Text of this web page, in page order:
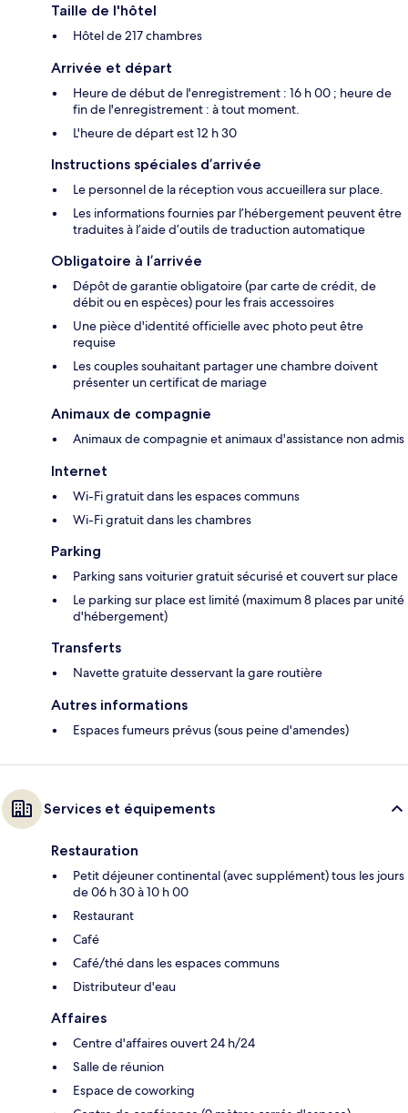
Taille de l'hôtel
Hôtel de 217 chambres
Arrivée et départ
Heure de début de l'enregistrement : 16 h 00 ; heure de
fin de l'enregistrement : à tout moment.
L'heure de départ est 12 h 30
Instructions spéciales d’arrivée
Le personnel de la réception vous accueillera sur place.
Les informations fournies par l’hébergement peuvent être
traduites à l’aide d’outils de traduction automatique
Obligatoire à l’arrivée
Dépôt de garantie obligatoire (par carte de crédit, de
débit ou en espèces) pour les frais accessoires
Une pièce d'identité officielle avec photo peut être
requise
Les couples souhaitant partager une chambre doivent
présenter un certificat de mariage
Animaux de compagnie
Animaux de compagnie et animaux d'assistance non admis
Internet
Wi-Fi gratuit dans les espaces communs
Wi-Fi gratuit dans les chambres
Parking
Parking sans voiturier gratuit sécurisé et couvert sur place
Le parking sur place est limité (maximum 8 places par unité
d'hébergement)
Transferts
Navette gratuite desservant la gare routière
Autres informations
Espaces fumeurs prévus (sous peine d'amendes)
Services et équipements
Restauration
Petit déjeuner continental (avec supplément) tous les jours
de 06 h 30 à 10 h 00
Restaurant
Café
Café/thé dans les espaces communs
Distributeur d'eau
Affaires
Centre d'affaires ouvert 24 h/24
Salle de réunion
Espace de coworking